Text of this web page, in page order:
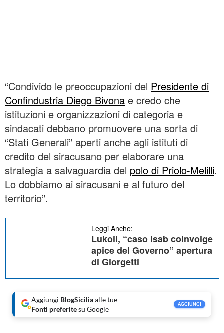
“Condivido le preoccupazioni del Presidente di
Confindustria Diego Bivona e credo che
istituzioni e organizzazioni di categoria e
sindacati debbano promuovere una sorta di
“Stati Generali” aperti anche agli istituti di
credito del siracusano per elaborare una
strategia a salvaguardia del polo di Priolo-Melilli.
Lo dobbiamo ai siracusani e al futuro del
territorio”.
Leggi Anche:
Lukoil, “caso Isab coinvolge
apice del Governo” apertura
di Giorgetti
Aggiungi BlogSiciliaalle tue
Fonti preferitesu Google
AGGIUNGI